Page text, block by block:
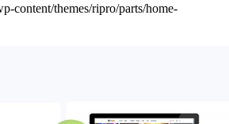
content/themes/ripro/parts/home-